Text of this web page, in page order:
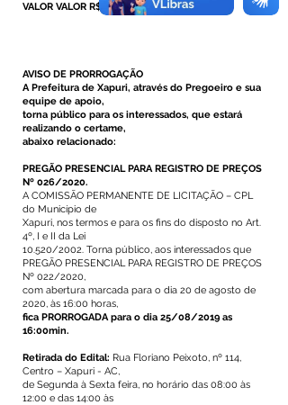
VALOR VALOR R$
300,00
AVISO DE PRORROGAÇÃO
A Prefeitura de Xapuri, através do Pregoeiro e sua
equipe de apoio,
torna público para os interessados, que estará
realizando o certame,
abaixo relacionado:
PREGÃO PRESENCIAL PARA REGISTRO DE PREÇOS
Nº 026/2020.
A COMISSÃO PERMANENTE DE LICITAÇÃO – CPL
do Município de
Xapuri, nos termos e para os fins do disposto no Art.
4º, I e II da Lei
10.520/2002. Torna público, aos interessados que
PREGÃO PRESENCIAL PARA REGISTRO DE PREÇOS
Nº 022/2020,
com abertura marcada para o dia 20 de agosto de
2020, às 16:00 horas,
fica PRORROGADA para o dia 25/08/2019 as
16:00min.
Retirada do Edital: Rua Floriano Peixoto, nº 114,
Centro – Xapuri - AC,
de Segunda à Sexta feira, no horário das 08:00 às
12:00 e das 14:00 às